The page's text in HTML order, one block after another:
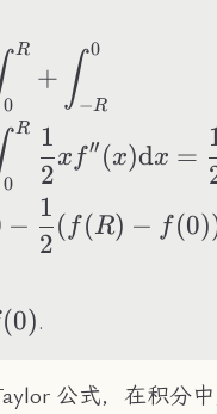
0
R
+ ∫−R
0
0
R
2
1
x f′′ (x)dx =
−
2
1
( f (R) − f (0
(0).
公式，在积分